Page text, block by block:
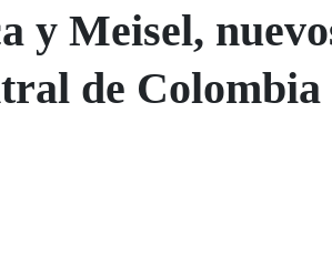
y Meisel,
de Colombia